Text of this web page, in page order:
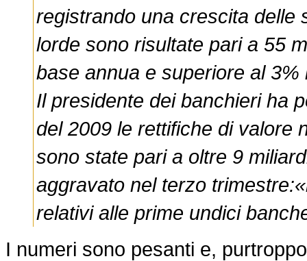
registrando una crescita delle
lorde sono risultate pari a 55
base annua e superiore al
Il presidente dei banchieri ha
del 2009 le rettifiche di valore
sono state pari a oltre 9
aggravato nel terzo
relativi alle prime undici
I numeri sono pesanti e,